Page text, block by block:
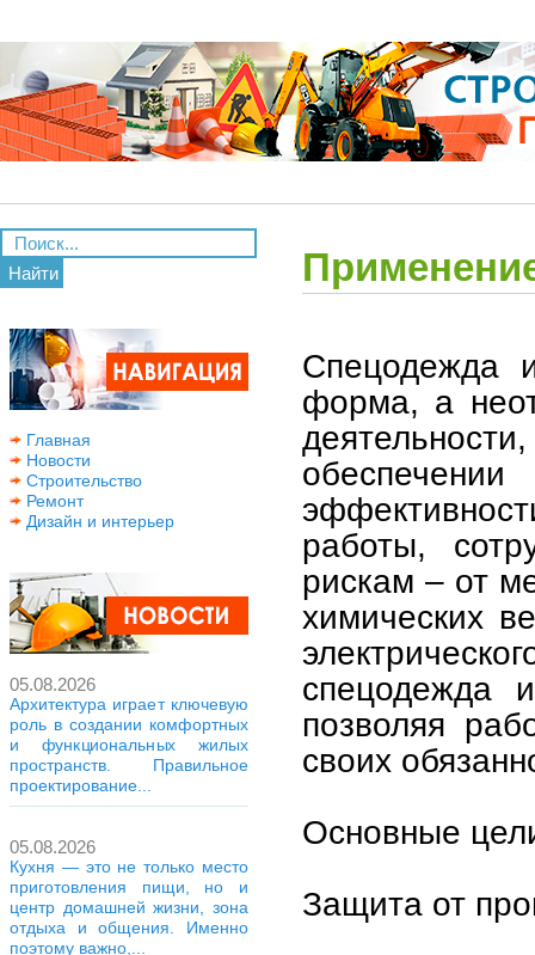
Найти
Главная
Новости
Строительство
Ремонт
Дизайн и интерьер
05.08.2026
Архитектура играет ключевую
роль в создании комфортных
и функциональных жилых
пространств. Правильное
проектирование...
05.08.2026
Кухня — это не только место
приготовления пищи, но и
центр домашней жизни, зона
отдыха и общения. Именно
поэтому важно,...
Спецодежда
форма, а
работы,
рискам – от
химических
спецодежда
позволяя
своих
Основные
Защита от